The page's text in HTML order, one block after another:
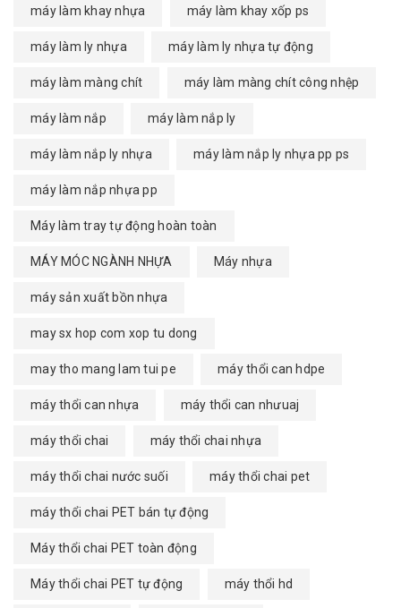
máy làm khay nhựa máy làm khay xốp ps
máy làm ly nhựa máy làm ly nhựa tự động
máy làm màng chít máy làm màng chít công nhệp
máy làm nắp máy làm nắp ly
máy làm nắp ly nhựa máy làm nắp ly nhựa pp ps
máy làm nắp nhựa pp
Máy làm tray tự động hoàn toàn
MÁY MÓC NGÀNH NHỰA Máy nhựa
máy sản xuất bồn nhựa
may sx hop com xop tu dong
may tho mang lam tui pe máy thổi can hdpe
máy thổi can nhựa máy thổi can nhưuaj
máy thổi chai máy thổi chai nhựa
máy thổi chai nước suối máy thổi chai pet
máy thổi chai PET bán tự động
Máy thổi chai PET toàn động
Máy thổi chai PET tự động máy thổi hd